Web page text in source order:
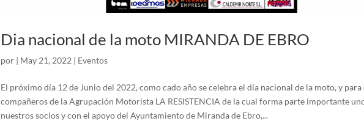
Dia nacional de la moto MIRANDA DE EBRO
por | May 21, 2022 | Eventos
El próximo día 12 de Junio del 2022, como cado año se celebra el día nacional de la moto, y
compañeros de la Agrupación Motorista LA RESISTENCIA de la cual forma parte importante
nuestros socios y con el apoyo del Ayuntamiento de Miranda de Ebro,...